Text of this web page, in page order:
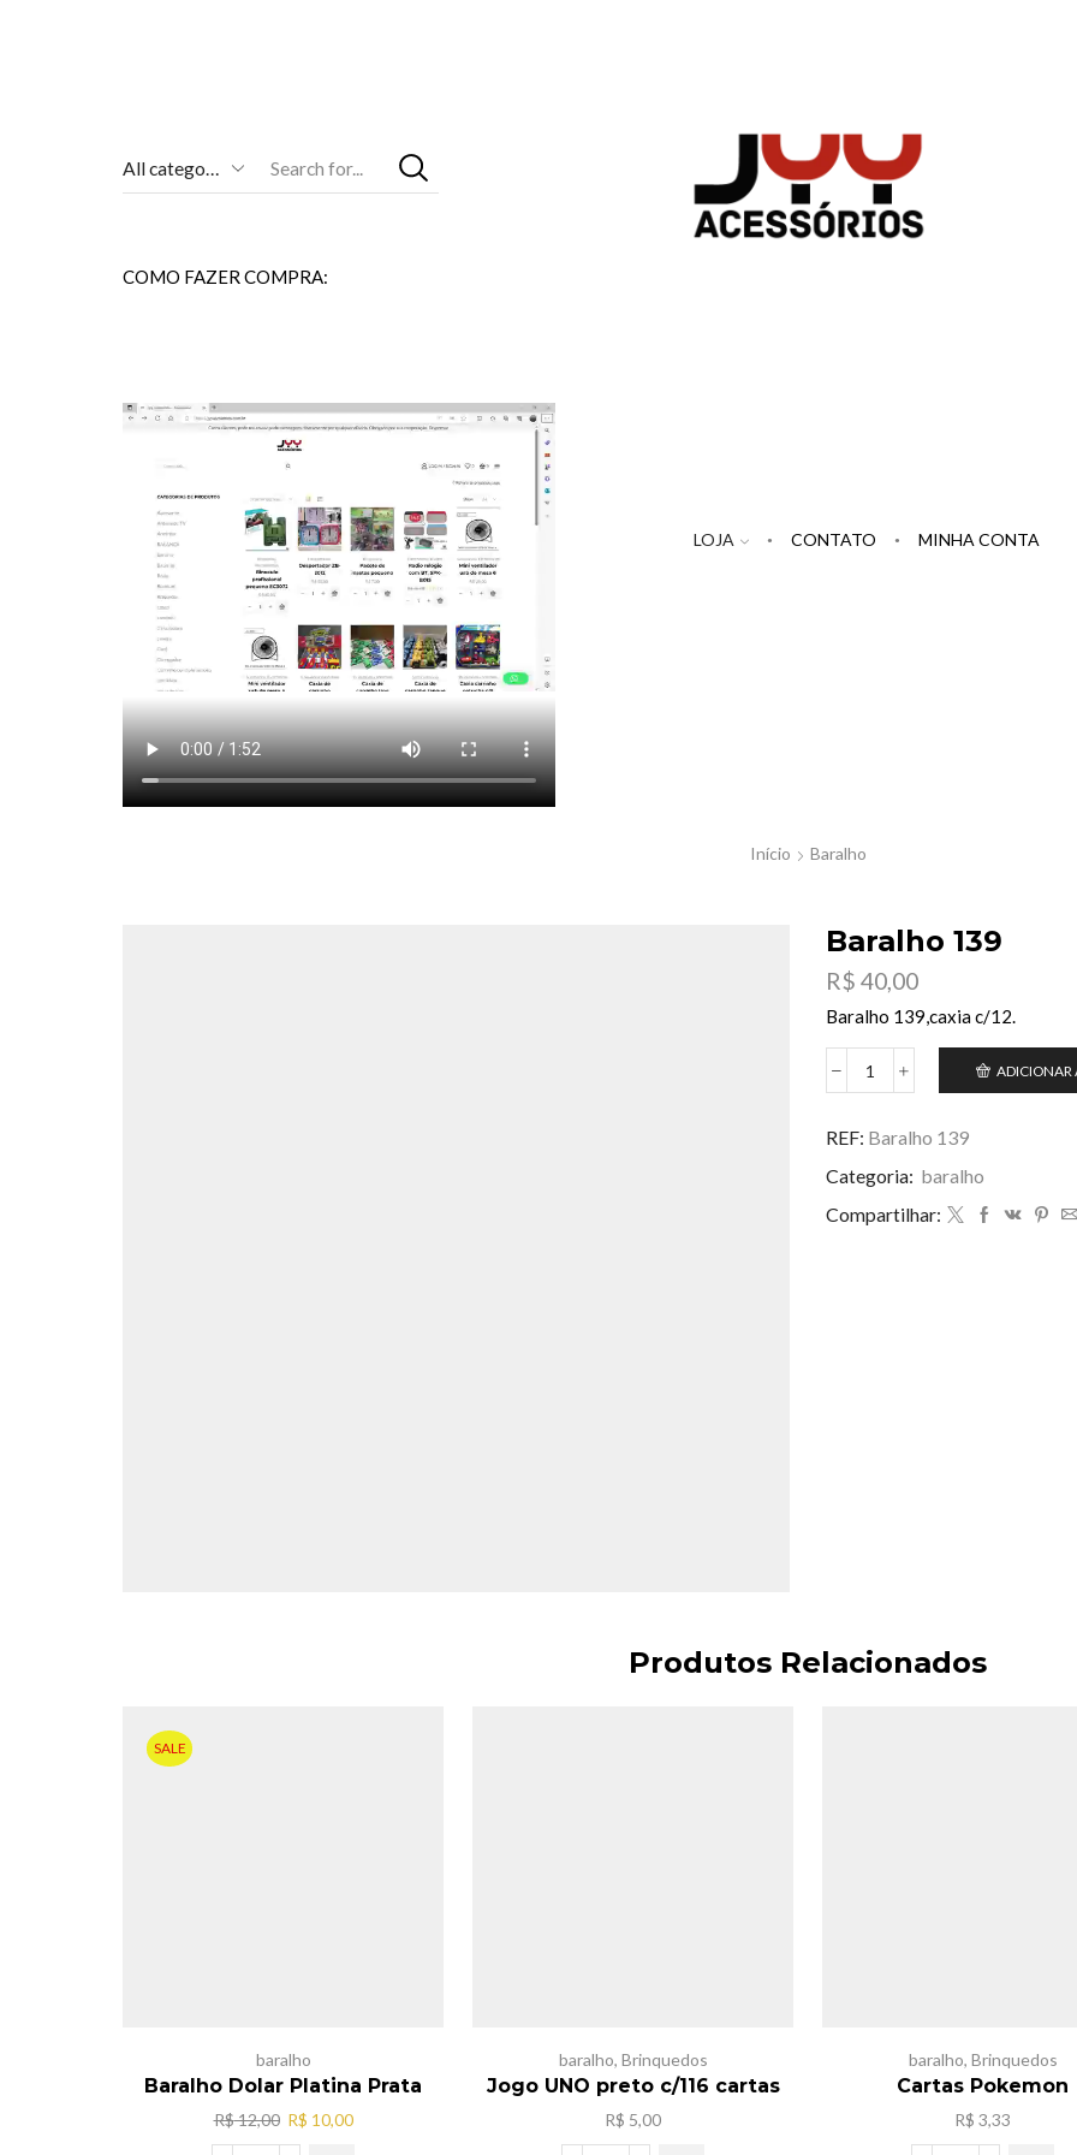
Entrada
COMO FAZER COMPRA:
LOJA CONTATO MINHA CONTA
Início Baralho
Baralho 139
R$ 40,00
Baralho 139,caxia c/12.
Baralho
quantidade
ADICIONAR
REF: Baralho 139
Categoria: baralho
Compartilhar:
Produtos Relacionados
SALE
baralho
Baralho Dolar Platina Prata
R$12,00 O
preço
R$ 10,00O
baralho, Brinquedos
Jogo UNO preto c/116 cartas
R$ 5,00
baralho, Brinquedos
Cartas Pokemon
R$ 3,33